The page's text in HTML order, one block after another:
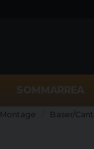
SOMMARREA
Montage Baser/